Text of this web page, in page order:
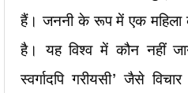
हैं। जननी के रूप में एक महिला
है। यह विश्व में कौन नहीं
स्वर्गादपि गरीयसी’ जैसे